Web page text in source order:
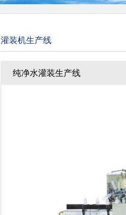
灌装机生产线
纯净水灌装生产线